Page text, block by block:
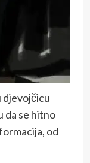
djevojčicu
da se hitno
od